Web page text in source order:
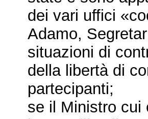
dei vari uffici
Adamo,
situazioni di
della libertà di
partecipanti;
se il Ministro cui